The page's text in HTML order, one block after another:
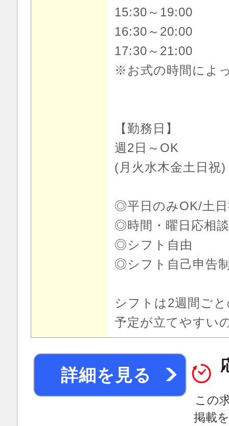
15:30～19:00
16:30～20:00
17:30～21:00
※お式の時間によ
【勤務日】
週2日～OK
(月火水木金土日祝)
◎平日のみOK/土
◎時間・曜日応相談
◎シフト自由
◎シフト自己申告
シフトは2週間ご
予定が立てやすい
詳細を見る
この
掲載